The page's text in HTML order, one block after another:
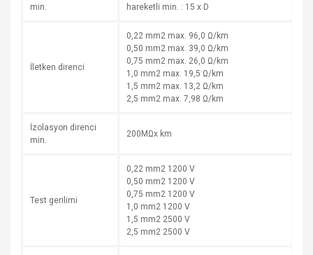
min.
hareketli min. : 15 x D
İletken direnci
0,22 mm2 max. 96,0 Ω/km
0,50 mm2 max. 39,0 Ω/km
0,75 mm2 max. 26,0 Ω/km
1,0 mm2 max. 19,5 Ω/km
1,5 mm2 max. 13,2 Ω/km
2,5 mm2 max. 7,98 Ω/km
İzolasyon direnci
min.
200MΩx km
Test gerilimi
0,22 mm2 1200 V
0,50 mm2 1200 V
0,75 mm2 1200 V
1,0 mm2 1200 V
1,5 mm2 2500 V
2,5 mm2 2500 V